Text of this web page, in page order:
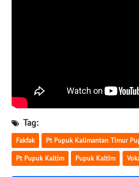
Tag:
Fakfak Pt Pupuk Kalimantan Timur
Pt Pupuk Kaltim Pupuk Kaltim
JAMBI
SULTRA
WN
NTB